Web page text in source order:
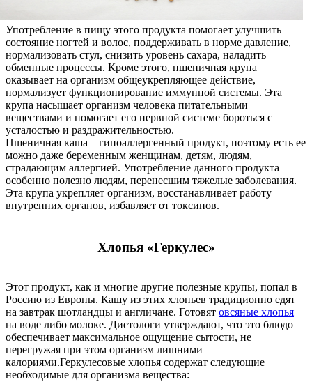
Употребление в пищу этого продукта помогает улучшить
состояние ногтей и волос, поддерживать в норме давление,
нормализовать стул, снизить уровень сахара, наладить
обменные процессы. Кроме этого, пшеничная крупа
оказывает на организм общеукрепляющее действие,
нормализует функционирование иммунной системы. Эта
крупа насыщает организм человека питательными
веществами и помогает его нервной системе бороться с
усталостью и раздражительностью.
Пшеничная каша – гипоаллергенный продукт, поэтому есть ее
можно даже беременным женщинам, детям, людям,
страдающим аллергией. Употребление данного продукта
особенно полезно людям, перенесшим тяжелые заболевания.
Эта крупа укрепляет организм, восстанавливает работу
внутренних органов, избавляет от токсинов.
Хлопья «Геркулес»
Этот продукт, как и многие другие полезные крупы, попал в
Россию из Европы. Кашу из этих хлопьев традиционно едят
на завтрак шотландцы и англичане. Готовят овсяные хлопья
на воде либо молоке. Диетологи утверждают, что это блюдо
обеспечивает максимальное ощущение сытости, не
перегружая при этом организм лишними
калориями.Геркулесовые хлопья содержат следующие
необходимые для организма вещества: